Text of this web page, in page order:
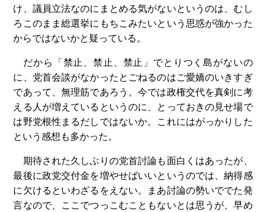
け、議員立法なのにまとめる気がないというのは、むし
ろこのまま総選挙にもちこみたいという思惑が強かった
からではないかと疑っている。
だから「禁止、禁止、禁止」でとりつく島がないの
に、党首会談がなかったとごねるのはご愛嬌のいきすぎ
であって、無理筋であろう。今では政権交代を真剣に考
える人が増えているというのに、とっておきの見せ場で
は野党根性まるだしではないか。これにはがっかりした
という感想も多かった。
期待された久しぶりの党首討論も面白くはあったが、
最後に政党交付金を増やせばいいというのでは、納得感
に欠けるといわざるをえない。まあ討論の勢いででた発
言なので、ここでつっこむこともないとは思うが、早め